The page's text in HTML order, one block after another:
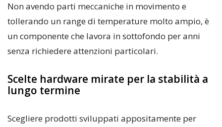
Non avendo parti meccaniche in movimento e
tollerando un range di temperature molto ampio, è
un componente che lavora in sottofondo per anni
senza richiedere attenzioni particolari.
Scelte hardware mirate per la stabilità a
lungo termine
Scegliere prodotti sviluppati appositamente per